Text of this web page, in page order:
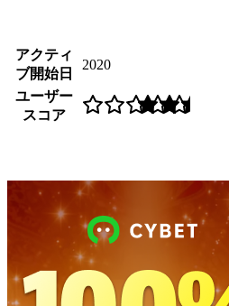
アクティ
ブ開始日
2020
ユーザー
スコア